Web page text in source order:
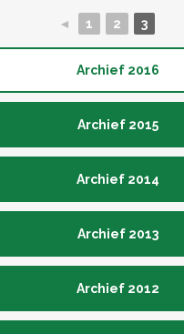
◄ 1 2 3
Archief 2016
Archief 2015
Archief 2014
Archief 2013
Archief 2012